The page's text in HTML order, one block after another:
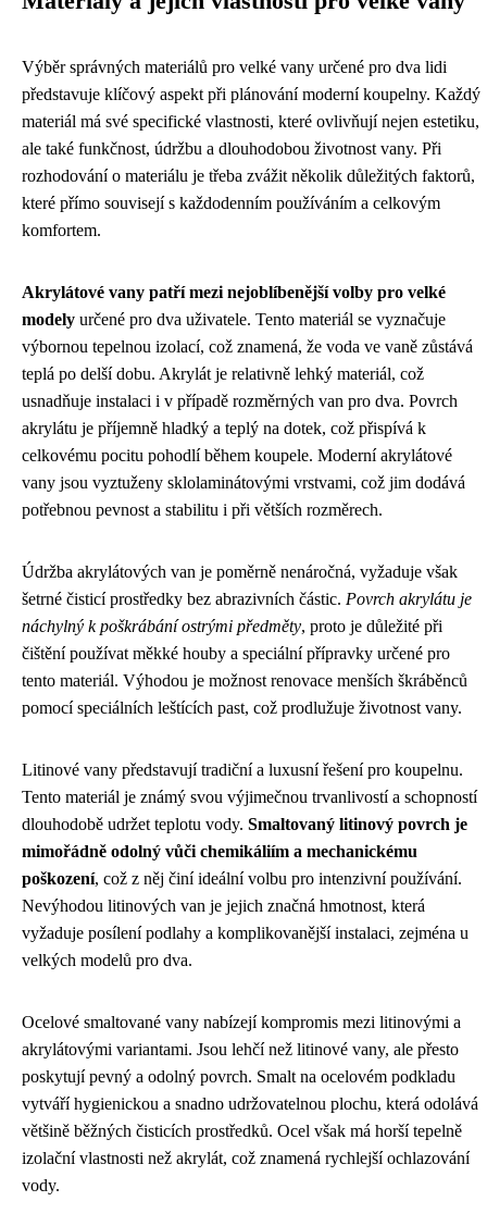
Výběr správných materiálů pro velké vany určené pro dva lidi
představuje klíčový aspekt při plánování moderní koupelny. Každý
materiál má své specifické vlastnosti, které ovlivňují nejen estetiku,
ale také funkčnost, údržbu a dlouhodobou životnost vany. Při
rozhodování o materiálu je třeba zvážit několik důležitých faktorů,
které přímo souvisejí s každodenním používáním a celkovým
komfortem.
Akrylátové vany patří mezi nejoblíbenější volby pro velké
modely určené pro dva uživatele. Tento materiál se vyznačuje
výbornou tepelnou izolací, což znamená, že voda ve vaně zůstává
teplá po delší dobu. Akrylát je relativně lehký materiál, což
usnadňuje instalaci i v případě rozměrných van pro dva. Povrch
akrylátu je příjemně hladký a teplý na dotek, což přispívá k
celkovému pocitu pohodlí během koupele. Moderní akrylátové
vany jsou vyztuženy sklolaminátovými vrstvami, což jim dodává
potřebnou pevnost a stabilitu i při větších rozměrech.
Údržba akrylátových van je poměrně nenáročná, vyžaduje však
šetrné čisticí prostředky bez abrazivních částic. Povrch akrylátu je
náchylný k poškrábání ostrými předměty, proto je důležité při
čištění používat měkké houby a speciální přípravky určené pro
tento materiál. Výhodou je možnost renovace menších škráběnců
pomocí speciálních leštících past, což prodlužuje životnost vany.
Litinové vany představují tradiční a luxusní řešení pro koupelnu.
Tento materiál je známý svou výjimečnou trvanlivostí a schopností
dlouhodobě udržet teplotu vody. Smaltovaný litinový povrch je
mimořádně odolný vůči chemikáliím a mechanickému
poškození, což z něj činí ideální volbu pro intenzivní používání.
Nevýhodou litinových van je jejich značná hmotnost, která
vyžaduje posílení podlahy a komplikovanější instalaci, zejména u
velkých modelů pro dva.
Ocelové smaltované vany nabízejí kompromis mezi litinovými a
akrylátovými variantami. Jsou lehčí než litinové vany, ale přesto
poskytují pevný a odolný povrch. Smalt na ocelovém podkladu
vytváří hygienickou a snadno udržovatelnou plochu, která odolává
většině běžných čisticích prostředků. Ocel však má horší tepelně
izolační vlastnosti než akrylát, což znamená rychlejší ochlazování
vody.